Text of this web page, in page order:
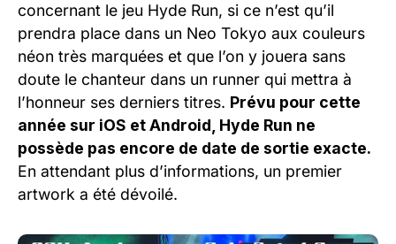
concernant le jeu Hyde Run, si ce n’est qu’il
prendra place dans un Neo Tokyo aux couleurs
néon très marquées et que l’on y jouera sans
doute le chanteur dans un runner qui mettra à
l’honneur ses derniers titres. Prévu pour cette
année sur iOS et Android, Hyde Run ne
possède pas encore de date de sortie exacte.
En attendant plus d’informations, un premier
artwork a été dévoilé.